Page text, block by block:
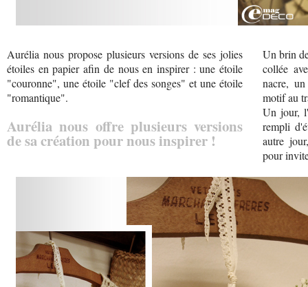
Aurélia nous propose plusieurs versions de ses jolies
étoiles en papier afin de nous en inspirer : une étoile
"couronne", une étoile "clef des songes" et une étoile
"romantique".
Aurélia nous offre plusieurs versions
de sa création pour nous inspirer !
Un brin
collée
nacre,
motif au
Un jour,
rempli
autre
pour